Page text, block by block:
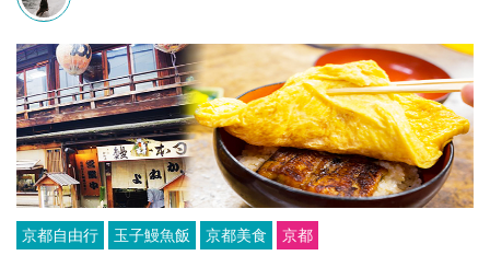
京都自由行 玉子鰻魚飯 京都美食 京都